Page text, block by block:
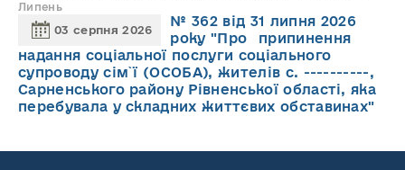
Липень
03 серпня 2026
№ 362 від 31 липня 2026
року "Про припинення
надання соціальної послуги соціального
супроводу cім`ї (ОСОБА), жителів с. ----------,
Сарненського району Рівненської області, яка
перебувала у складних життєвих обставинах"